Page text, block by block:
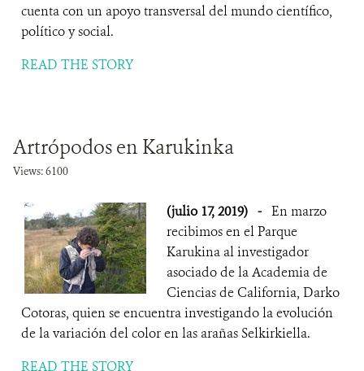
cuenta con un apoyo transversal del mundo científico,
político y social.
READ THE STORY
Artrópodos en Karukinka
Views: 6100
(julio 17, 2019) - En marzo
recibimos en el Parque
Karukina al investigador
asociado de la Academia de
Ciencias de California, Darko
Cotoras, quien se encuentra investigando la evolución
de la variación del color en las arañas Selkirkiella.
READ THE STORY